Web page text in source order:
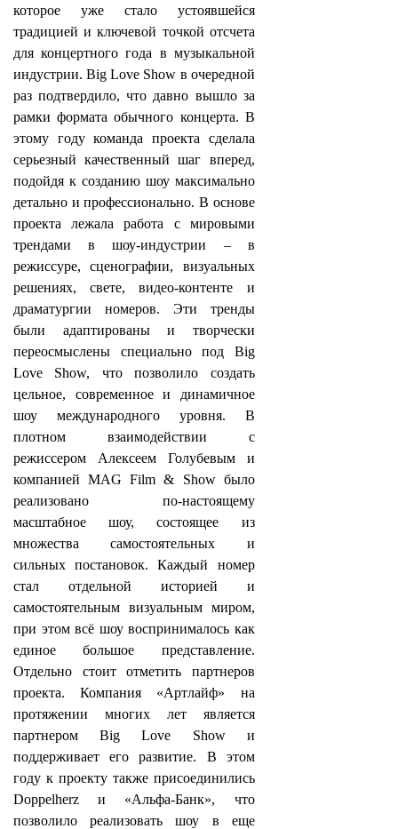
которое уже стало устоявшейся
традицией и ключевой точкой отсчета
для концертного года в музыкальной
индустрии. Big Love Show в очередной
раз подтвердило, что давно вышло за
рамки формата обычного концерта. В
этому году команда проекта сделала
серьезный качественный шаг вперед,
подойдя к созданию шоу максимально
детально и профессионально. В основе
проекта лежала работа с мировыми
трендами в шоу-индустрии – в
режиссуре, сценографии, визуальных
решениях, свете, видео-контенте и
драматургии номеров. Эти тренды
были адаптированы и творчески
переосмыслены специально под Big
Love Show, что позволило создать
цельное, современное и динамичное
шоу международного уровня. В
плотном взаимодействии с
режиссером Алексеем Голубевым и
компанией MAG Film & Show было
реализовано по-настоящему
масштабное шоу, состоящее из
множества самостоятельных и
сильных постановок. Каждый номер
стал отдельной историей и
самостоятельным визуальным миром,
при этом всё шоу воспринималось как
единое большое представление.
Отдельно стоит отметить партнеров
проекта. Компания «Артлайф» на
протяжении многих лет является
партнером Big Love Show и
поддерживает его развитие. В этом
году к проекту также присоединились
Doppelherz и «Альфа-Банк», что
позволило реализовать шоу в еще